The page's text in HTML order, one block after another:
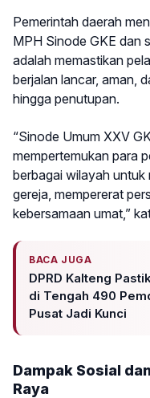
Pemerintah daerah
MPH Sinode GKE dan
adalah memastikan
berjalan lancar, aman,
hingga penutupan.
“Sinode Umum XXV
mempertemukan para
berbagai wilayah
gereja, mempererat
kebersamaan umat,”
BACA JUGA
DPRD Kalteng
di Tengah 490
Pusat Jadi Kunci
Dampak Sosial
Raya